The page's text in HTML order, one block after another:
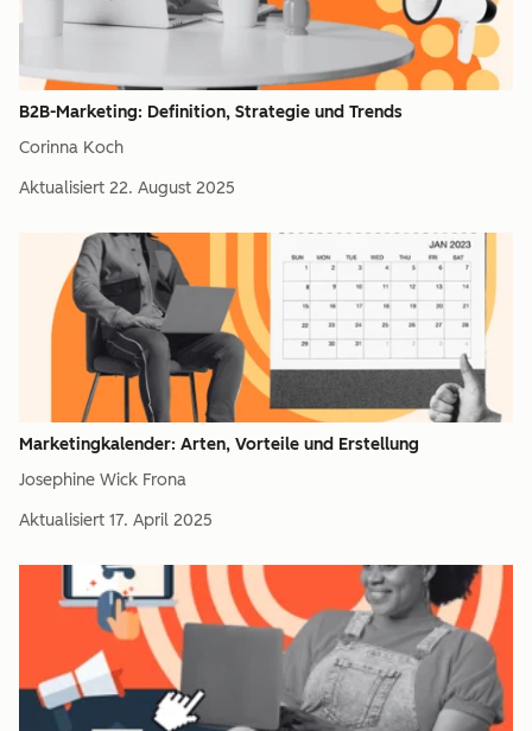
B2B-Marketing: Definition, Strategie und Trends
Corinna Koch
Aktualisiert 22. August 2025
Marketingkalender: Arten, Vorteile und Erstellung
Josephine Wick Frona
Aktualisiert 17. April 2025